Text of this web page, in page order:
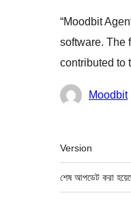
“Moodbit
software. The
contributed to
কন্ট্রিবিউটরMoodbit
মেটা
Version
শেষ আপডেট করা